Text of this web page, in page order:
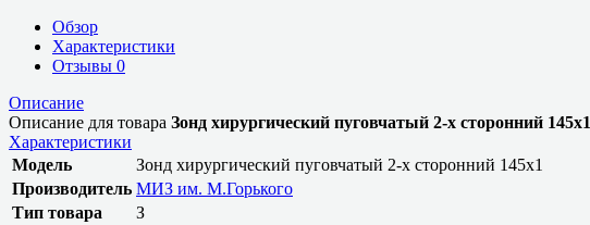
Обзор
Характеристики
Отзывы 0
Описание
Описание для товара Зонд хирургический пуговчатый 2-х сторонний 145х1
Характеристики
Модель
Зонд хирургический пуговчатый 2-х сторонний 145х1
Производитель МИЗ им. М.Горького
Тип товара
З